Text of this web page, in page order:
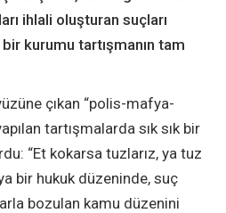
ihlali oluşturan suçları
kurumu tartışmanın tam
çıkan “polis-mafya-
tartışmalarda sık sık bir
“Et kokarsa tuzlarız, ya tuz
bir hukuk düzeninde, suç
bozulan kamu düzenini